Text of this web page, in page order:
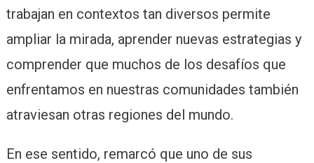
trabajan en contextos tan diversos permite
ampliar la mirada, aprender nuevas estrategias y
comprender que muchos de los desafíos que
enfrentamos en nuestras comunidades también
atraviesan otras regiones del mundo.
En ese sentido, remarcó que uno de sus